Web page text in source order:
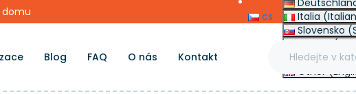
domu cs
Italia
Slovensko
France
Other
Blog FAQ O nás Kontakt